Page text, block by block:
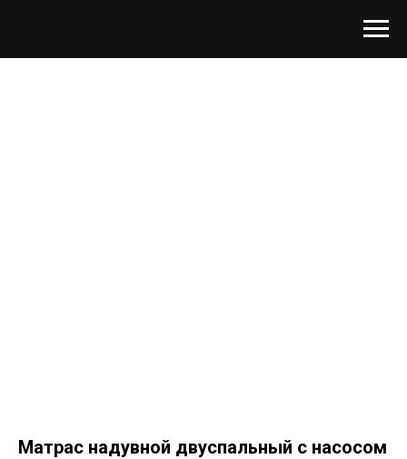
Матрас надувной двуспальный с насосом